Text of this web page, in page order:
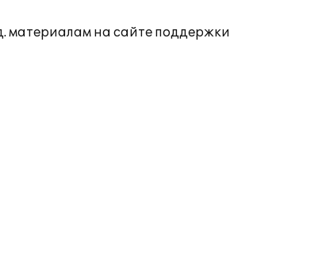
материалам на сайте поддержки